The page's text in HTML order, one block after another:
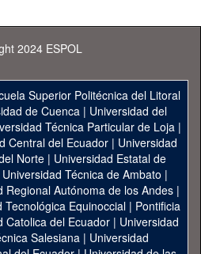
2024 ESPOL
Superior Politécnica del Litoral
de Cuenca| Universidad del
Técnica Particular de Loja|
Central del Ecuador| Universidad
Norte | Universidad Estatal de
Universidad Técnica de Ambato |
Regional Autónoma de los Andes|
Tecnológica Equinoccial| Pontificia
Catolica del Ecuador | Universidad
Salesiana | Universidad